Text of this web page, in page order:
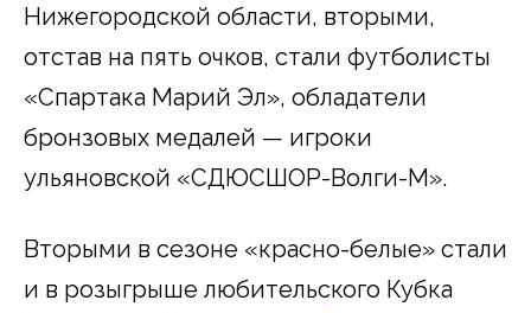
Нижегородской области, вторыми,
отстав на пять очков, стали футболисты
«Спартака Марий Эл», обладатели
бронзовых медалей — игроки
ульяновской «СДЮСШОР-Волги-М».
Вторыми в сезоне «красно-белые» стали
и в розыгрыше любительского Кубка